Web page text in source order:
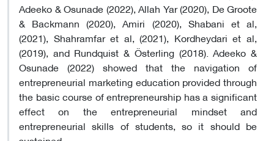
Adeeko & Osunade (2022), Allah Yar (2020), De Groote
& Backmann (2020), Amiri (2020), Shabani et al,
(2021), Shahramfar et al, (2021), Kordheydari et al,
(2019), and Rundquist & Österling (2018). Adeeko &
Osunade (2022) showed that the navigation of
entrepreneurial marketing education provided through
the basic course of entrepreneurship has a significant
effect on the entrepreneurial mindset and
entrepreneurial skills of students, so it should be